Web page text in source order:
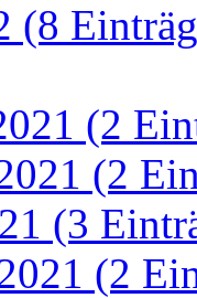
(8
(2
(2
(3
(2